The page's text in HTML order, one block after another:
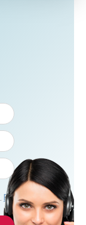
En